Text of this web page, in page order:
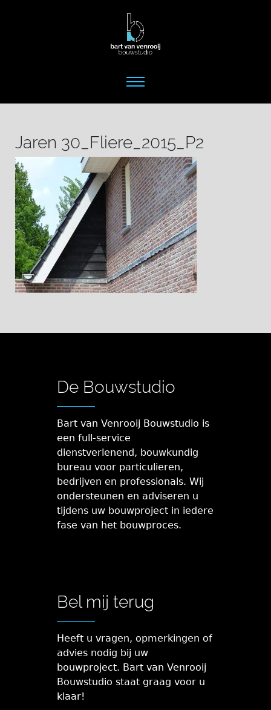
Jaren 30_Fliere_2015_P2
De Bouwstudio
Bart van Venrooij Bouwstudio is
een full-service
dienstverlenend, bouwkundig
bureau voor particulieren,
bedrijven en professionals. Wij
ondersteunen en adviseren u
tijdens uw bouwproject in iedere
fase van het bouwproces.
Bel mij terug
Heeft u vragen, opmerkingen of
advies nodig bij uw
bouwproject. Bart van Venrooij
Bouwstudio staat graag voor u
klaar!